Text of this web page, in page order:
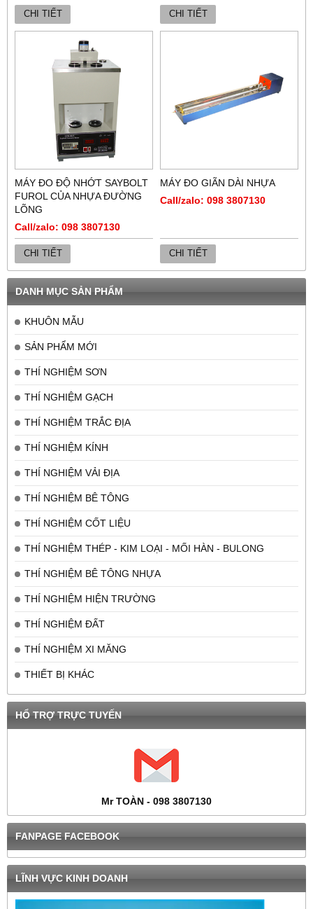
DANH MỤC SẢN PHẨM
KHUÔN MẪU
SẢN PHẨM MỚI
THÍ NGHIỆM SƠN
THÍ NGHIỆM GẠCH
THÍ NGHIỆM TRẮC ĐỊA
THÍ NGHIỆM KÍNH
THÍ NGHIỆM VẢI ĐỊA
THÍ NGHIỆM BÊ TÔNG
THÍ NGHIỆM CỐT LIỆU
THÍ NGHIỆM THÉP - KIM LOẠI - MỐI HÀN - BULONG
THÍ NGHIỆM BÊ TÔNG NHỰA
THÍ NGHIỆM HIỆN TRƯỜNG
THÍ NGHIỆM ĐẤT
THÍ NGHIỆM XI MĂNG
THIẾT BỊ KHÁC
HỔ TRỢ TRỰC TUYẾN
Mr TOÀN - 098 3807130
FANPAGE FACEBOOK
LĨNH VỰC KINH DOANH
CHI TIẾT CHI TIẾT
MÁY ĐO ĐỘ NHỚT SAYBOLT
FUROL CỦA NHỰA ĐƯỜNG
LÕNG
Call/zalo: 098 3807130
CHI TIẾT
MÁY ĐO GIÃN DÀI NHỰA
Call/zalo: 098 3807130
CHI TIẾT